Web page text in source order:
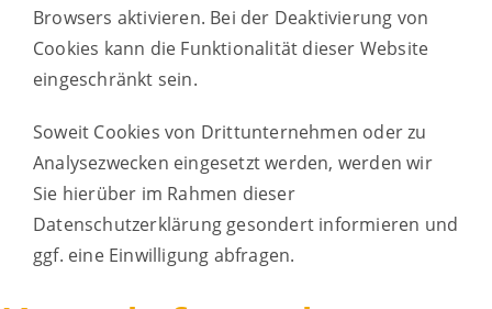
Browsers aktivieren. Bei der Deaktivierung von
Cookies kann die Funktionalität dieser Website
eingeschränkt sein.
Soweit Cookies von Drittunternehmen oder zu
Analysezwecken eingesetzt werden, werden wir
Sie hierüber im Rahmen dieser
Datenschutzerklärung gesondert informieren und
ggf. eine Einwilligung abfragen.